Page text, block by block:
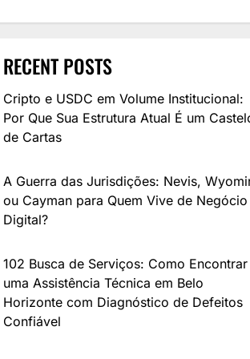
RECENT POSTS
Cripto e USDC em Volume Institucional:
Por Que Sua Estrutura Atual É um
de Cartas
A Guerra das Jurisdições: Nevis,
ou Cayman para Quem Vive de Negócio
Digital?
102 Busca de Serviços: Como Encontrar
uma Assistência Técnica em Belo
Horizonte com Diagnóstico de Defeitos
Confiável